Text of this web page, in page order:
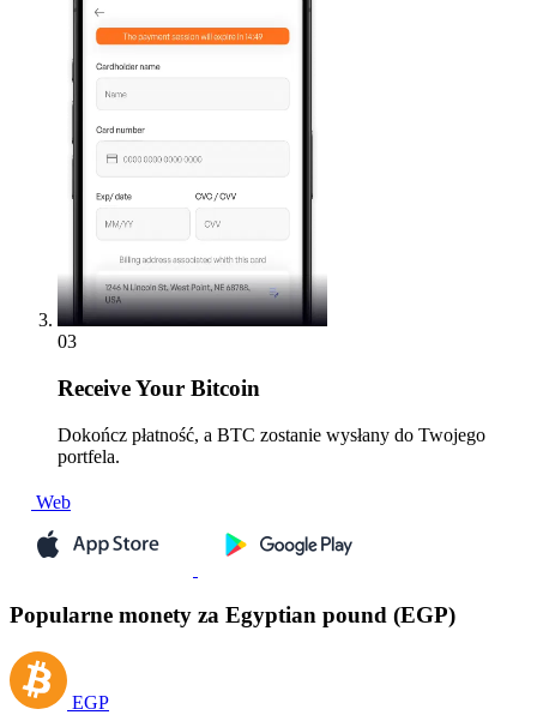
03
ReceiveYour Bitcoin
Dokończ płatność, a BTC zostanie wysłany do Twojego
portfela.
Web
Popularne monety za Egyptian pound (EGP)
EGP